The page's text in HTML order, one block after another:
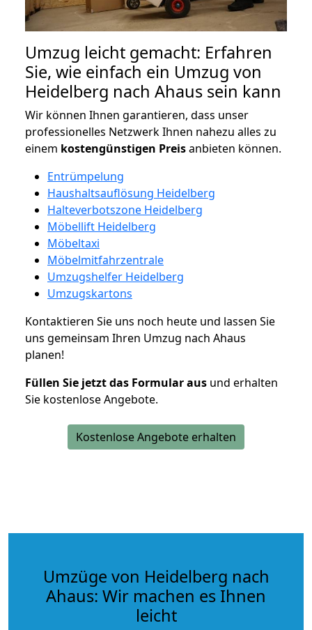
Umzug leicht gemacht: Erfahren
Sie, wie einfach ein Umzug von
Heidelberg nach Ahaus sein kann
Wir können Ihnen garantieren, dass unser
professionelles Netzwerk Ihnen nahezu alles zu
einem kostengünstigen Preisanbieten können.
Entrümpelung
Haushaltsauflösung Heidelberg
Halteverbotszone Heidelberg
Möbellift Heidelberg
Möbeltaxi
Möbelmitfahrzentrale
Umzugshelfer Heidelberg
Umzugskartons
Kontaktieren Sie uns noch heute und lassen Sie
uns gemeinsam Ihren Umzug nach Ahaus
planen!
Füllen Sie jetzt das Formular aus und erhalten
Sie kostenlose Angebote.
Kostenlose Angebote erhalten
Umzüge von Heidelberg nach
Ahaus: Wir machen es Ihnen
leicht